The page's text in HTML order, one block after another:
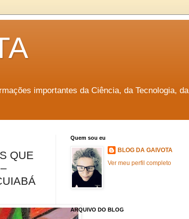
importantes da Ciência, da Tecnologia, da
QUE
Quem sou eu
BLOG DA GAIVOTA
Ver meu perfil completo
ARQUIVO DO BLOG